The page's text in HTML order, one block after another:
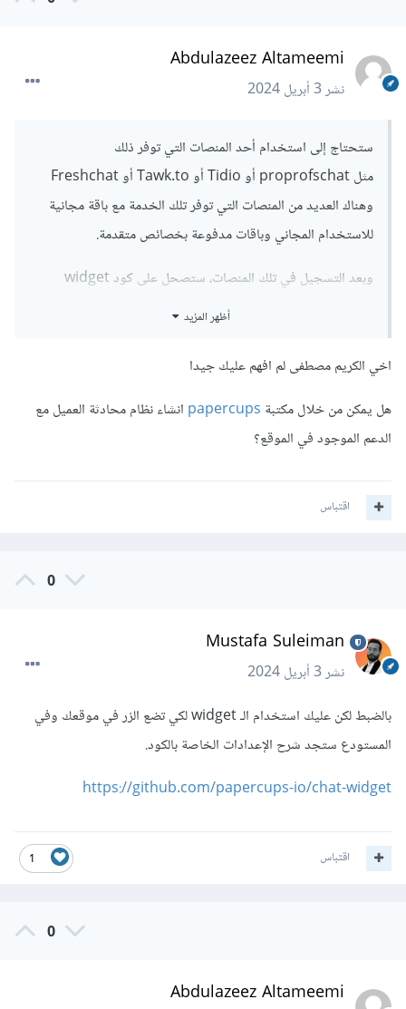
Abdulazeez Altameemi
نشر3 أبريل 2024
ستحتاج إلى استخدام أحد المنصات التي توفر ذلك
مثل proprofschat أو Tidio أو Tawk.to أو Freshchat
وهناك العديد من المنصات التي توفر تلك الخدمة مع باقة مجانية
للاستخدام المجاني وباقات مدفوعة بخصائص متقدمة.
وبعد التسجيل في تلك المنصات، ستصحل على كود widget
لإضافته في موقعك لكي يظهر لك الزر والصندوق كما في الصورة.
مفتوحة المصدر، فيوجد مكتبة
papercups
ستحصل على توكن استخدمه في تفعيل الـ widget في موقعك
وستجد شرح هنا:
widget
أظهر المزيد
اخي الكريم مصطفى لم افهم عليك جيدا
هل يمكن من خلال مكتبة papercupsانشاء نظام محادثة العميل مع
الدعم الموجود في الموقع؟
اقتباس
0
Mustafa Suleiman
نشر3 أبريل 2024
بالضبط لكن عليك استخدام الـ widget لكي تضع الزر في موقعك وفي
المستودع ستجد شرح الإعدادات الخاصة بالكود.
https://github.com/papercups-io/chat-widget
1 اقتباس
0
Abdulazeez Altameemi